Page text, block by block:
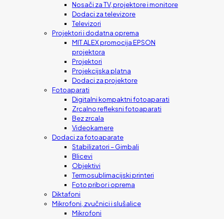
Nosači za TV, projektore i monitore
Dodaci za televizore
Televizori
Projektori i dodatna oprema
MIT ALEX promocija EPSON
projektora
Projektori
Projekcijska platna
Dodaci za projektore
Fotoaparati
Digitalni kompaktni fotoaparati
Zrcalno refleksni fotoaparati
Bez zrcala
Videokamere
Dodaci za fotoaparate
Stabilizatori – Gimbali
Blicevi
Objektivi
Termosublimacijski printeri
Foto pribor i oprema
Diktafoni
Mikrofoni, zvučnici i slušalice
Mikrofoni